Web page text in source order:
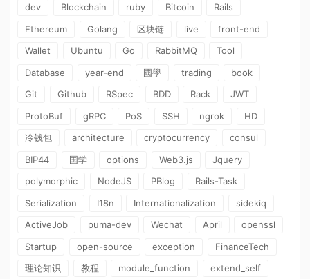
dev Blockchain ruby Bitcoin
Rails
Ethereum
Golang 区块链 live
front-end
Wallet
Ubuntu Go RabbitMQ
Tool
Database
year-end 國學 trading
book
Git
Github RSpec BDD Rack
JWT
ProtoBuf
gRPC PoS SSH ngrok
HD
冷钱包
architecture cryptocurrency
consul
BIP44
国学 options Web3.js
Jquery
polymorphic
NodeJS PBlog
Rails-Task
Serialization
I18n Internationalization
sidekiq
ActiveJob
puma-dev Wechat April
openssl
Startup
open-source exception
FinanceTech
理论知识
教程 module_function
extend_self